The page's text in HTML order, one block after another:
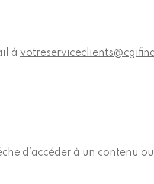
à
d’accéder à un contenu